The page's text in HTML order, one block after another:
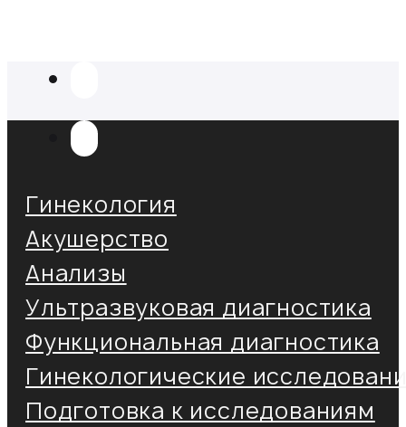
Гинекология
Акушерство
Анализы
Ультразвуковая диагностика
Функциональная диагностика
Гинекологические
Подготовка к исследованиям